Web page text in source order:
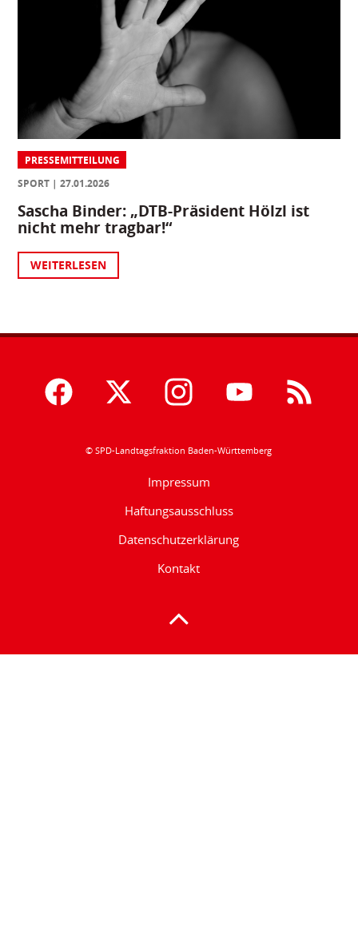
PRESSEMITTEILUNG
SPORT
27.01.2026
Sascha Binder: „DTB-Präsident Hölzl ist
nicht mehr tragbar!“
WEITERLESEN
© SPD-Landtagsfraktion Baden-Württemberg
Impressum
Haftungsausschluss
Datenschutzerklärung
Kontakt